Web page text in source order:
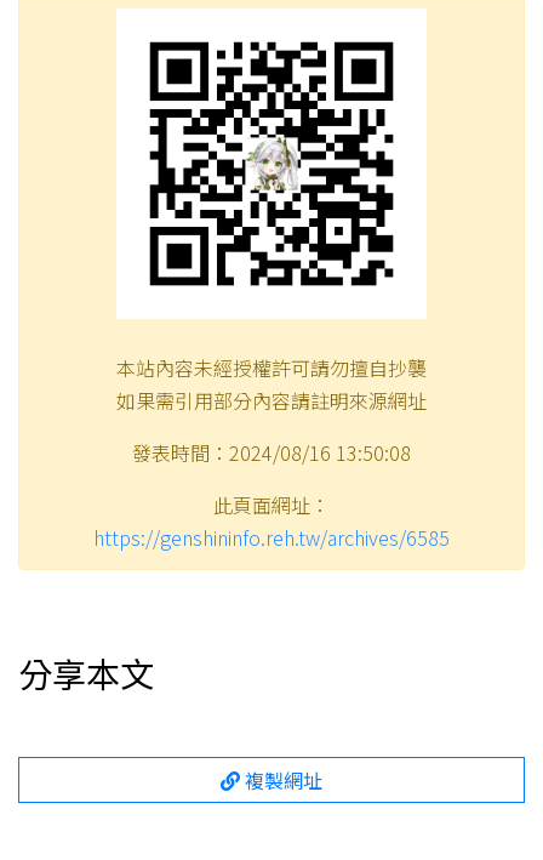
本站內容未經授權許可請勿擅自抄襲
如果需引用部分內容請註明來源網址
發表時間：2024/08/16 13:50:08
此頁面網址：
https://genshininfo.reh.tw/archives/6585
分享本文
複製網址